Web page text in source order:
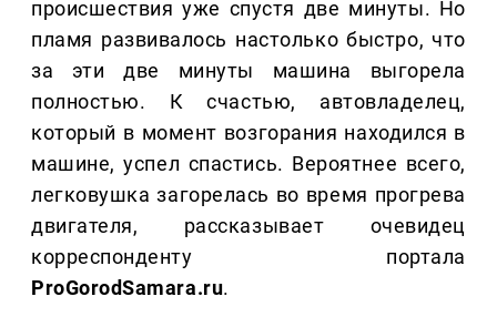
происшествия уже спустя две минуты. Но
пламя развивалось настолько быстро, что
за эти две минуты машина выгорела
полностью. К счастью, автовладелец,
который в момент возгорания находился в
машине, успел спастись. Вероятнее всего,
легковушка загорелась во время прогрева
двигателя, рассказывает очевидец
корреспонденту портала
ProGorodSamara.ru.